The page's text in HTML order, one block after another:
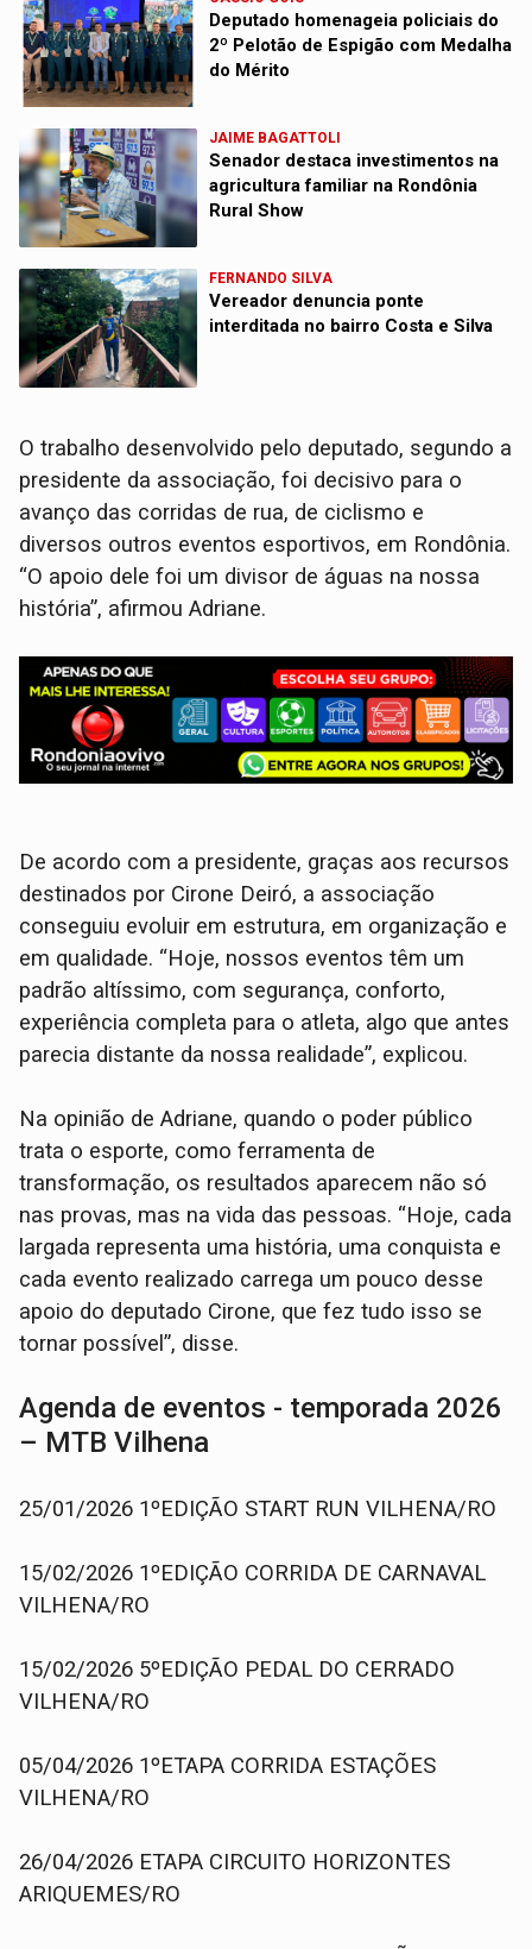
Deputado homenageia policiais do
2º Pelotão de Espigão com Medalha
do Mérito
JAIME BAGATTOLI
Senador destaca investimentos na
agricultura familiar na Rondônia
Rural Show
FERNANDO SILVA
Vereador denuncia ponte
interditada no bairro Costa e Silva
O trabalho desenvolvido pelo deputado, segundo a
presidente da associação, foi decisivo para o
avanço das corridas de rua, de ciclismo e
diversos outros eventos esportivos, em Rondônia.
“O apoio dele foi um divisor de águas na nossa
história”, afirmou Adriane.
De acordo com a presidente, graças aos recursos
destinados por Cirone Deiró, a associação
conseguiu evoluir em estrutura, em organização e
em qualidade. “Hoje, nossos eventos têm um
padrão altíssimo, com segurança, conforto,
experiência completa para o atleta, algo que antes
parecia distante da nossa realidade”, explicou.
Na opinião de Adriane, quando o poder público
trata o esporte, como ferramenta de
transformação, os resultados aparecem não só
nas provas, mas na vida das pessoas. “Hoje, cada
largada representa uma história, uma conquista e
cada evento realizado carrega um pouco desse
apoio do deputado Cirone, que fez tudo isso se
tornar possível”, disse.
Agenda de eventos - temporada 2026
– MTB Vilhena
25/01/2026 1ºEDIÇÃO START RUN VILHENA/RO
15/02/2026 1ºEDIÇÃO CORRIDA DE CARNAVAL
VILHENA/RO
15/02/2026 5ºEDIÇÃO PEDAL DO CERRADO
VILHENA/RO
05/04/2026 1ºETAPA CORRIDA ESTAÇÕES
VILHENA/RO
26/04/2026 ETAPA CIRCUITO HORIZONTES
ARIQUEMES/RO